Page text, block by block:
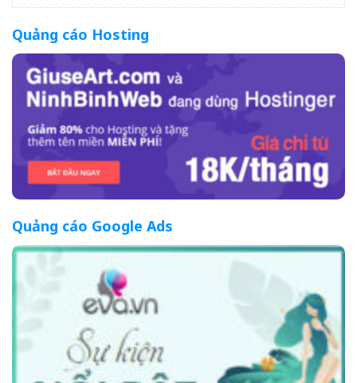
Quảng cáo Hosting
Quảng cáo Google Ads